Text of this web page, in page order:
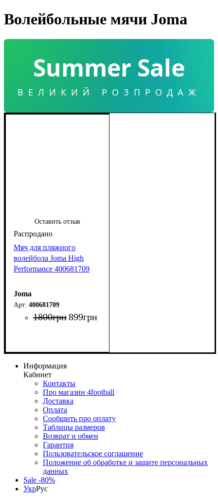
Волейбольные мячи Joma
Summer Sale
ВЕЛИКИЙ РОЗПРОДАЖ
Оставить отзыв
Мяч для пляжного
волейбола Joma High
Performance 400681709
Joma
400681709
1800грн899грн
Информация
Кабинет
Контакты
Про магазин 4football
Доставка
Оплата
Сообщить про оплату
Таблицы размеров
Возврат и обмен
Гарантия
Пользовательское соглашение
Положение об обработке и защите персональных
данных
Sale -80%
УкрРус